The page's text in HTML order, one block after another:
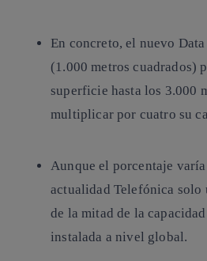
En concreto, el nuevo
(1.000 metros cuadrados)
superficie hasta los 3.000
multiplicar por cuatro su
Aunque el porcentaje
actualidad Telefónica solo
de la mitad de la
instalada a nivel global.